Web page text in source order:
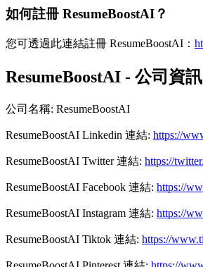
如何註冊 ResumeBoostAI？
您可透過此連結註冊 ResumeBoostAI：
ResumeBoostAI - 公司資訊
公司名稱: ResumeBoostAI
ResumeBoostAI Linkedin 連結: https://
ResumeBoostAI Twitter 連結: https://
ResumeBoostAI Facebook 連結: https://
ResumeBoostAI Instagram 連結: https://
ResumeBoostAI Tiktok 連結: https://